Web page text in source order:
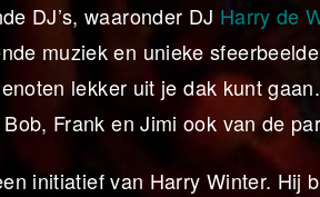
DJ’s, waaronder DJ Harry de
muziek en unieke
lekker uit je dak kunt
Frank en Jimi ook van de
initiatief van Harry Winter. Hij